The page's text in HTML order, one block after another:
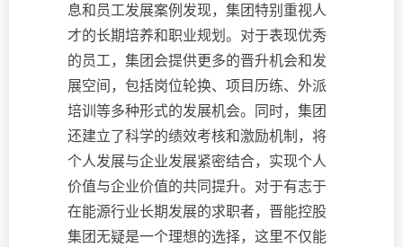
息和员工发展案例发现，集团特别重视人
才的长期培养和职业规划。对于表现优秀
的员工，集团会提供更多的晋升机会和发
展空间，包括岗位轮换、项目历练、外派
培训等多种形式的发展机会。同时，集团
还建立了科学的绩效考核和激励机制，将
个人发展与企业发展紧密结合，实现个人
价值与企业价值的共同提升。对于有志于
在能源行业长期发展的求职者，晋能控股
集团无疑是一个理想的选择，这里不仅能